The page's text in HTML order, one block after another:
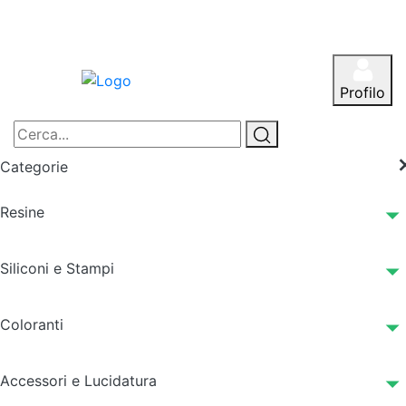
Profilo
Categorie
Resine
Siliconi e Stampi
Coloranti
Accessori e Lucidatura